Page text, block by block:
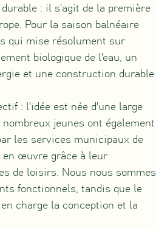
: il s'agit de la première
Pour la saison balnéaire
qui mise résolument sur
biologique de l'eau, un
et une construction durable
: l'idée est née d'une large
jeunes ont également
les services municipaux de
en œuvre grâce à leur
de loisirs. Nous nous sommes
fonctionnels, tandis que le
charge la conception et la